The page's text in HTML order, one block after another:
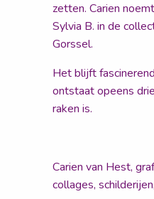
zetten. Carien
Sylvia B. in de
Gorssel.
Het blijft
ontstaat opeens
raken is.
Carien van Hest,
collages,